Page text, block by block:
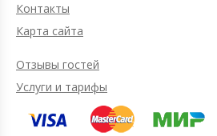
Контакты
Карта сайта
Отзывы гостей
Услуги и тарифы